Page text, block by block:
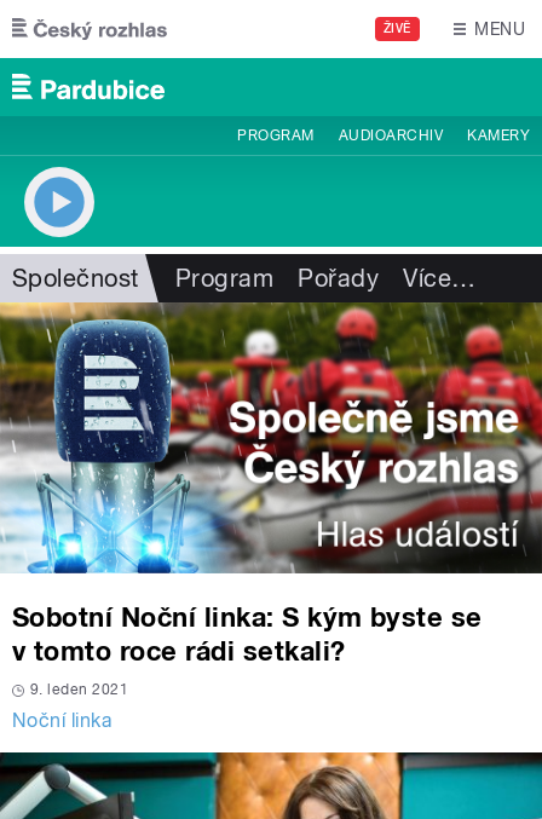
Přejít k hlavnímu obsahu
ŽIVĚ MENU
PROGRAM AUDIOARCHIV KAMERY
Společnost Program Pořady Více…
Sobotní Noční linka: S kým byste se
v tomto roce rádi setkali?
9. leden 2021
Noční linka